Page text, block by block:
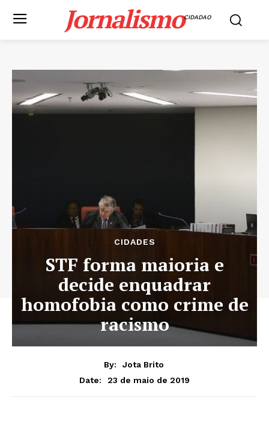
JornalismoCIDADAO
CIDADES
STF forma maioria e
decide enquadrar
homofobia como crime de
racismo
By:
Jota Brito
Date:
23 de maio de 2019